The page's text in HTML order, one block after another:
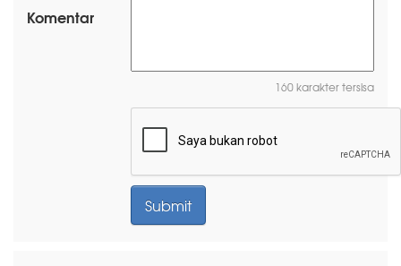
Komentar
160 karakter tersisa